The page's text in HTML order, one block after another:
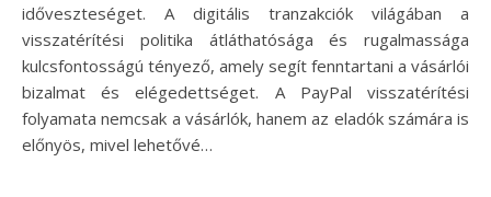
időveszteséget. A digitális tranzakciók világában a
visszatérítési politika átláthatósága és rugalmassága
kulcsfontosságú tényező, amely segít fenntartani a vásárlói
bizalmat és elégedettséget. A PayPal visszatérítési
folyamata nemcsak a vásárlók, hanem az eladók számára is
előnyös, mivel lehetővé…